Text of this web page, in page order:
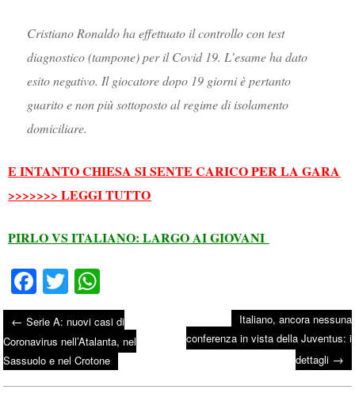
Cristiano Ronaldo ha effettuato il controllo con test
diagnostico (tampone) per il Covid 19. L’esame ha dato
esito negativo. Il giocatore dopo 19 giorni è pertanto
guarito e non più sottoposto al regime di isolamento
domiciliare.
E INTANTO CHIESA SI SENTE CARICO PER LA GARA
>>>>>>> LEGGI TUTTO
PIRLO VS ITALIANO: LARGO AI GIOVANI
Fa
ce
bo
ok
T
wi
tte
r
ha
ts
A
pp
Post navigation
← Serie A: nuovi casi di
Coronavirus nell’Atalanta, nel
Sassuolo e nel Crotone
Italiano, ancora nessuna
conferenza in vista della Juventus: i
dettagli →